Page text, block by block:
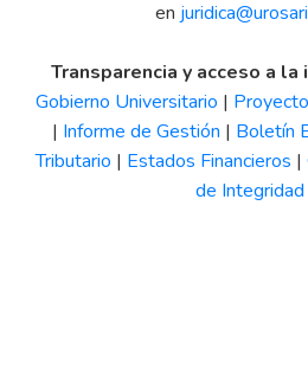
en
Transparencia y acceso a
Gobierno Universitario |
| Informe de Gestión | Boletín
Tributario | Estados Financieros |
de